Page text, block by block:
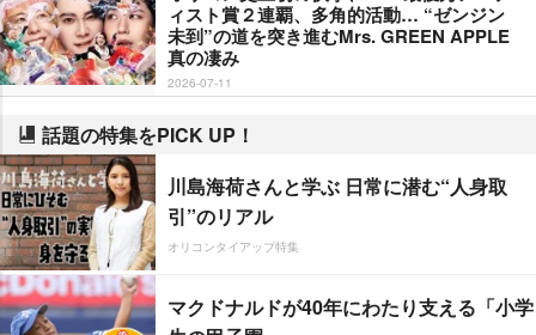
ィスト賞２連覇、多角的活動… “ゼンジン
未到”の道を突き進むMrs. GREEN APPLE
真の凄み
2026-07-11
話題の特集をPICK UP！
川島海荷さんと学ぶ 日常に潜む“人身取
引”のリアル
オリコンタイアップ特集
マクドナルドが40年にわたり支える「小学